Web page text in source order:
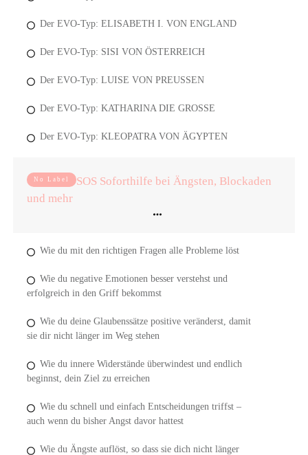
Der EVO-Typ: ELISABETH I. VON ENGLAND
Der EVO-Typ: SISI VON ÖSTERREICH
Der EVO-Typ: LUISE VON PREUSSEN
Der EVO-Typ: KATHARINA DIE GROSSE
Der EVO-Typ: KLEOPATRA VON ÄGYPTEN
No Label
SOS Soforthilfe bei Ängsten, Blockaden
und mehr
Wie du mit den richtigen Fragen alle Probleme löst
Wie du negative Emotionen besser verstehst und
erfolgreich in den Griff bekommst
Wie du deine Glaubenssätze positive veränderst, damit
sie dir nicht länger im Weg stehen
Wie du innere Widerstände überwindest und endlich
beginnst, dein Ziel zu erreichen
Wie du schnell und einfach Entscheidungen triffst –
auch wenn du bisher Angst davor hattest
Wie du Ängste auflöst, so dass sie dich nicht länger